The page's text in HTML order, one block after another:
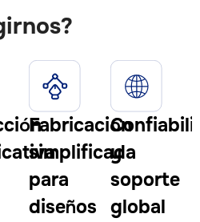
Fabricación
simplificada
para
diseños
y
soporte
global